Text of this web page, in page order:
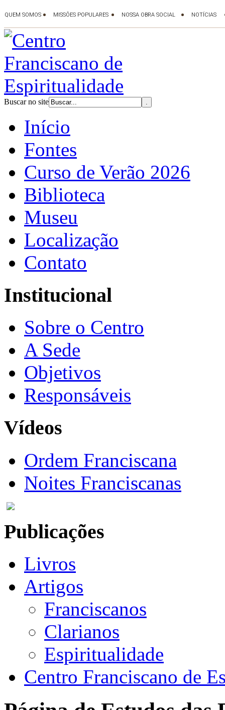
Buscar no site
Início
Fontes
Curso de Verão 2026
Biblioteca
Museu
Localização
Contato
Institucional
Sobre o Centro
A Sede
Objetivos
Responsáveis
Vídeos
Ordem Franciscana
Noites Franciscanas
Publicações
Livros
Artigos
Franciscanos
Clarianos
Espiritualidade
Centro Franciscano de